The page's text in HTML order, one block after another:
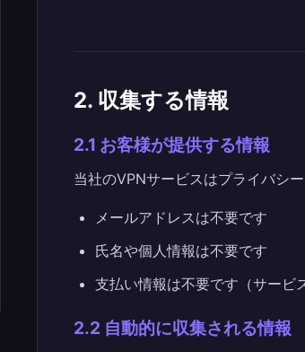
2. 収集する情報
2.1 お客様が提供する情報
当社のVPNサービスはプライバシ
メールアドレスは不要です
氏名や個人情報は不要です
支払い情報は不要です（サービ
2.2 自動的に収集される情報